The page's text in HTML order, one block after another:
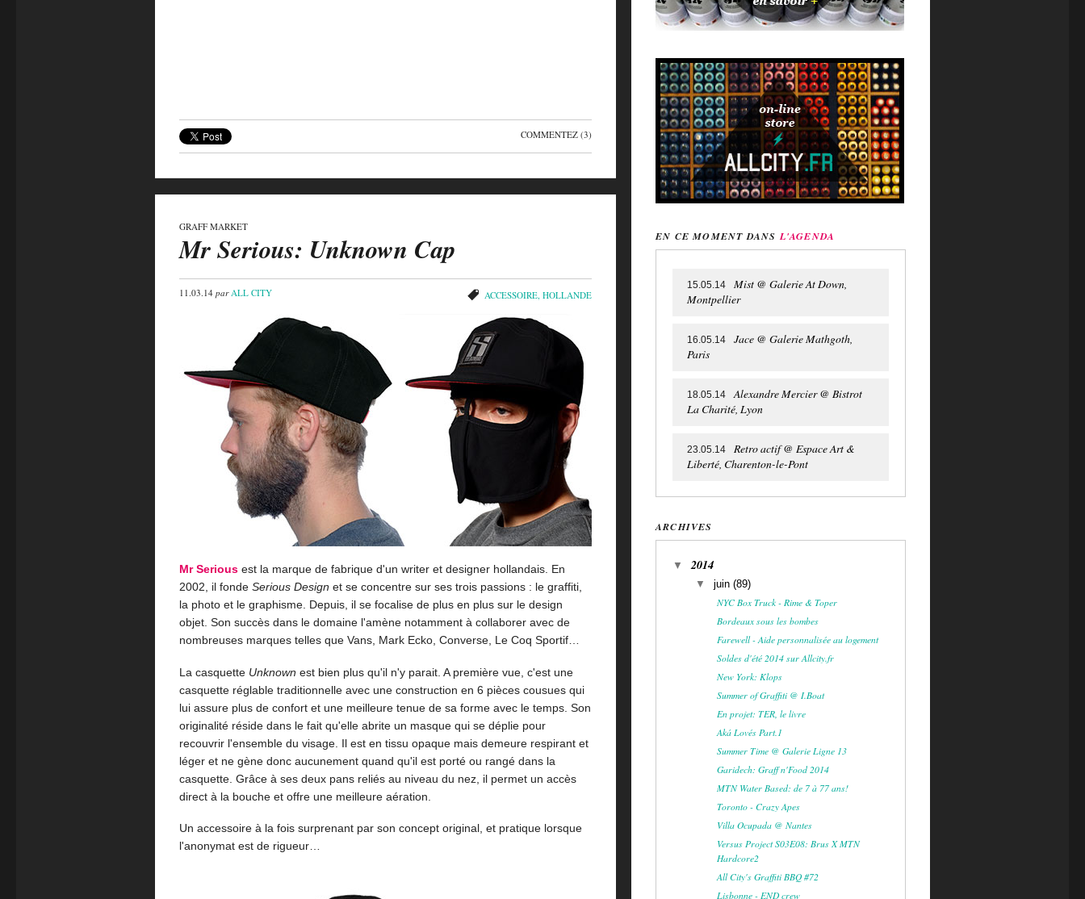
COMMENTEZ (3)
GRAFF MARKET
Mr Serious: Unknown Cap
11.03.14 parALL CITY ACCESSOIRE, HOLLANDE
Mr Serious est la marque de fabrique d'un writer et designer hollandais. En
2002, il fonde Serious Design et se concentre sur ses trois passions : le graffiti,
la photo et le graphisme. Depuis, il se focalise de plus en plus sur le design
objet. Son succès dans le domaine l'amène notamment à collaborer avec de
nombreuses marques telles que Vans, Mark Ecko, Converse, Le Coq Sportif…
La casquette Unknown est bien plus qu'il n'y parait. A première vue, c'est une
casquette réglable traditionnelle avec une construction en 6 pièces cousues qui
lui assure plus de confort et une meilleure tenue de sa forme avec le temps. Son
originalité réside dans le fait qu'elle abrite un masque qui se déplie pour
recouvrir l'ensemble du visage. Il est en tissu opaque mais demeure respirant et
léger et ne gène donc aucunement quand qu'il est porté ou rangé dans la
casquette. Grâce à ses deux pans reliés au niveau du nez, il permet un accès
direct à la bouche et offre une meilleure aération.
Un accessoire à la fois surprenant par son concept original, et pratique lorsque
l'anonymat est de rigueur…
EN CE MOMENT DANS L'AGENDA
15.05.14
Mist @ Galerie At Down,
Montpellier
16.05.14
Jace @ Galerie Mathgoth,
Paris
18.05.14
Alexandre Mercier @ Bistrot
La Charité, Lyon
23.05.14
Retro actif @ Espace Art &
Liberté, Charenton-le-Pont
ARCHIVES
▼ 2014
▼ juin (89)
NYC Box Truck - Rime & Toper
Bordeaux sous les bombes
Farewell - Aide personnalisée au logement
Soldes d'été 2014 sur Allcity.fr
New York: Klops
Summer of Graffiti @ I.Boat
En projet: TER, le livre
Aká Lovés Part.1
Summer Time @ Galerie Ligne 13
Garidech: Graff n'Food 2014
MTN Water Based: de 7 à 77 ans!
Toronto - Crazy Apes
Villa Ocupada @ Nantes
Versus Project S03E08: Brus X MTN
Hardcore2
All City's Graffiti BBQ #72
Lisbonne - END crew